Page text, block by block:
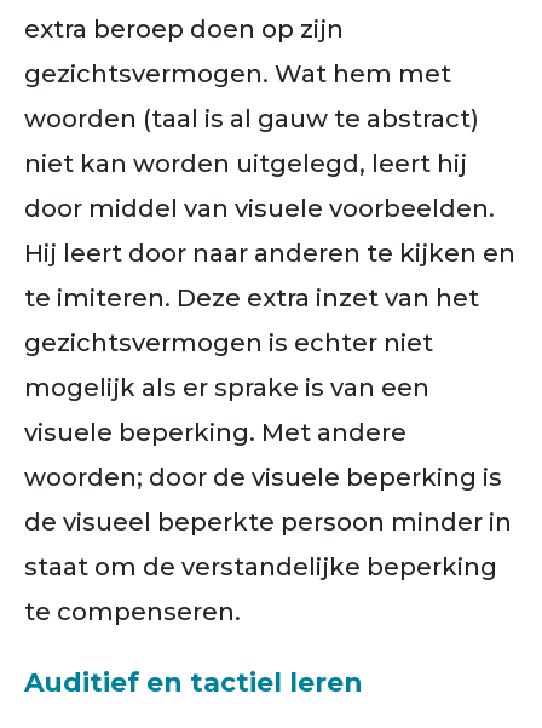
extra beroep doen op zijn
gezichtsvermogen. Wat hem met
woorden (taal is al gauw te abstract)
niet kan worden uitgelegd, leert hij
door middel van visuele voorbeelden.
Hij leert door naar anderen te kijken en
te imiteren. Deze extra inzet van het
gezichtsvermogen is echter niet
mogelijk als er sprake is van een
visuele beperking. Met andere
woorden; door de visuele beperking is
de visueel beperkte persoon minder in
staat om de verstandelijke beperking
te compenseren.
Auditief en tactiel leren